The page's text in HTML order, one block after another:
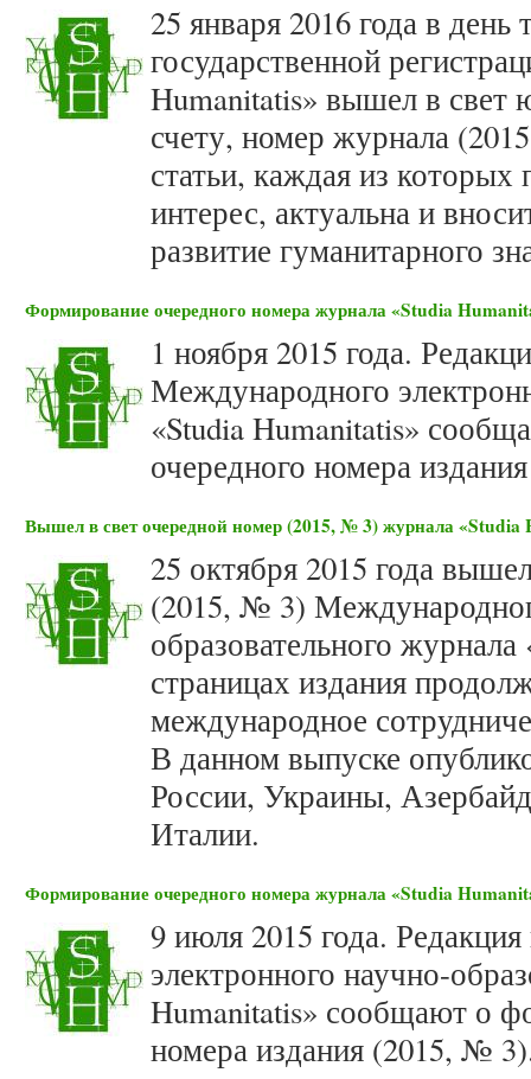
25 января 2016 года в
государственной
Humanitatis» вышел в свет
счету, номер журнала
статьи, каждая из которых
интерес, актуальна и
развитие гуманитарного
Формирование очередного номера журнала «Studia
1 ноября 2015 года.
Международного
«Studia Humanitatis»
очередного номера
Вышел в свет очередной номер (2015, № 3) журнала «Studia
25 октября 2015 года
(2015, № 3)
образовательного
страницах издания
международное
В данном выпуске
России, Украины,
Италии.
Формирование очередного номера журнала «Studia
9 июля 2015 года.
электронного научно-
Humanitatis» сообщают о
номера издания (2015, №